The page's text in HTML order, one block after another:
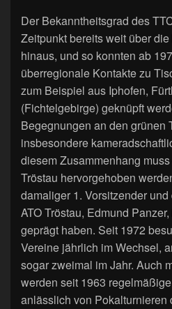
Der Bekanntheitsgrad des
Zeitpunkt bereits weit über
hinaus, und so konnten ab
überregionale Kontakte zu
zum Beispiel aus Iphofen,
(Fichtelgebirge) geknüpft
Begegnungen an den grünen
insbesondere
diesem Zusammenhang
Tröstau hervorgehoben
damaliger 1. Vorsitzender
ATO Tröstau, Edmund
geprägt haben. Seit 1972
Vereine jährlich im Wechsel,
sogar zweimal im Jahr. Auch
werden seit 1963
anlässlich von Pokalturnieren